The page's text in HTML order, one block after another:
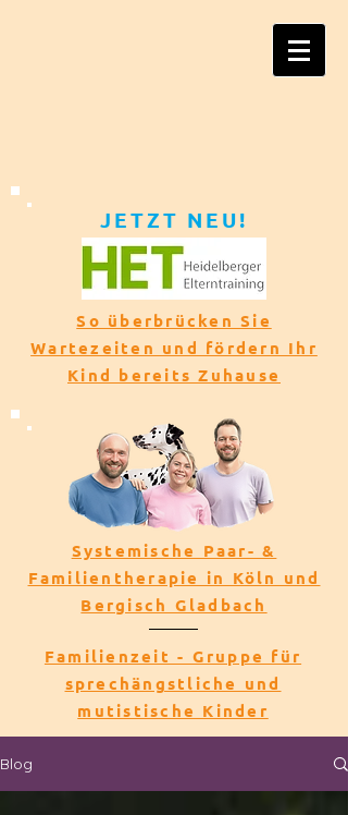
JETZT NEU!​​
So überbrücken Sie
Wartezeiten und fördern Ihr
Kind bereits Zuhause
Systemische Paar- &
Familientherapie in Köln und
Bergisch Gladbach
Familienzeit - Gruppe für
sprechängstliche und
mutistische Kinder
Blog